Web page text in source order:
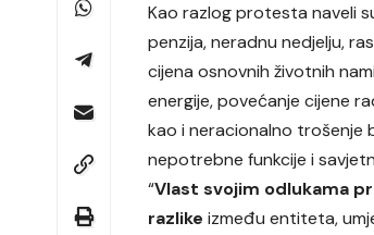
Kao razlog protesta naveli
penzija, neradnu nedjelju,
cijena osnovnih životnih
energije, povećanje cijene
kao i neracionalno trošenje
nepotrebne funkcije i
“Vlast svojim odlukama
razlike između entiteta,